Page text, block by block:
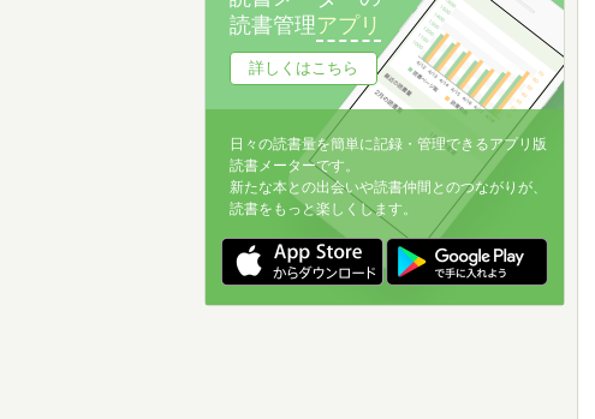
読書管理アプリ
詳しくはこちら
日々の読書量を簡単に記録・管理できるアプリ版
読書メーターです。
新たな本との出会いや読書仲間とのつながりが、
読書をもっと楽しくします。